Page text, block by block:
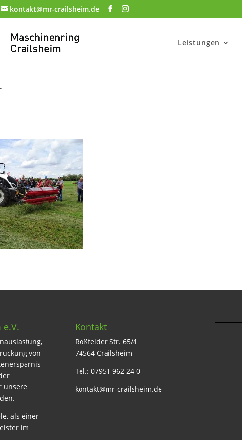
kontakt@mr-crailsheim.de
Leistungen
e.V.
von
unsere
als einer
im
Kontakt
Roßfelder Str. 65/4
74564 Crailsheim
Tel.: 07951 962 24-0
kontakt@mr-crailsheim.de